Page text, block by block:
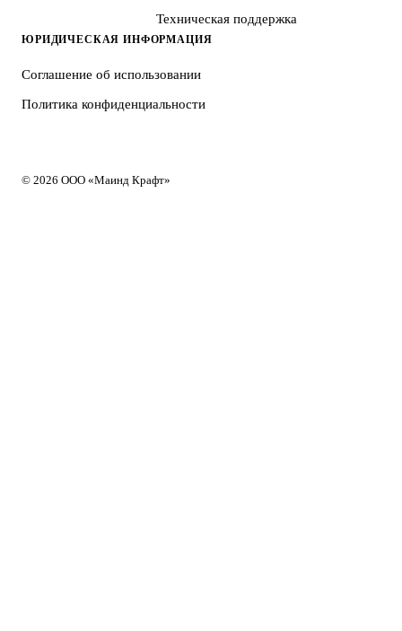
Техническая поддержка
ЮРИДИЧЕСКАЯ ИНФОРМАЦИЯ
Соглашение об использовании
Политика конфиденциальности
© 2026 ООО «Маинд Крафт»